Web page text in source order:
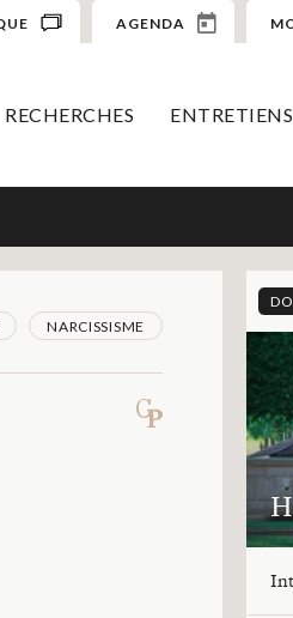
AGENDA
RECHERCHES ENTRETIENS
NARCISSISME